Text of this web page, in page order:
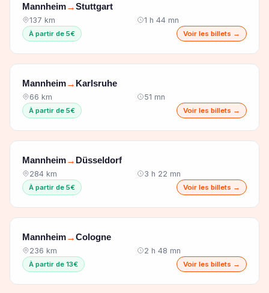
Mannheim→Stuttgart
137 km 1 h 44 mn
À partir de 5€ Voir les billets →
Mannheim→ Karlsruhe
66 km 51 mn
À partir de 5€ Voir les billets →
Mannheim→ Düsseldorf
284 km 3 h 22 mn
À partir de 5€ Voir les billets →
Mannheim→Cologne
236 km 2 h 48 mn
À partir de 13€ Voir les billets →